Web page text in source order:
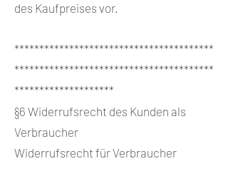
des Kaufpreises vor.
****************************************
****************************************
********************
§6 Widerrufsrecht des Kunden als
Verbraucher
Widerrufsrecht für Verbraucher